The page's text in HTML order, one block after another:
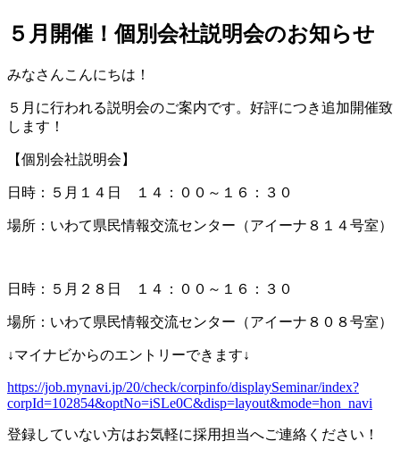
５月開催！個別会社説明会のお知らせ
みなさんこんにちは！
５月に行われる説明会のご案内です。好評につき追加開催致
します！
【個別会社説明会】
日時：５月１４日 １４：００～１６：３０
場所：いわて県民情報交流センター（アイーナ８１４号室）
日時：５月２８日 １４：００～１６：３０
場所：いわて県民情報交流センター（アイーナ８０８号室）
↓マイナビからのエントリーできます↓
https://job.mynavi.jp/20/check/corpinfo/displaySeminar/index?
corpId=102854&optNo=iSLe0C&disp=layout&mode=hon_navi
登録していない方はお気軽に採用担当へご連絡ください！